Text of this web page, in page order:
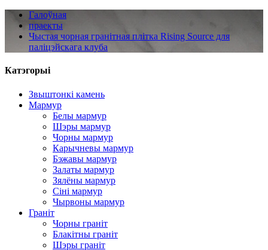
Галоўная
праекты
Чыстая чорная гранітная плітка Rising Source для
паліцэйскага клуба
Катэгорыі
Звыштонкі камень
Мармур
Белы мармур
Шэры мармур
Чорны мармур
Карычневы мармур
Бэжавы мармур
Залаты мармур
Зялёны мармур
Сіні мармур
Чырвоны мармур
Граніт
Чорны граніт
Блакітны граніт
Шэры граніт